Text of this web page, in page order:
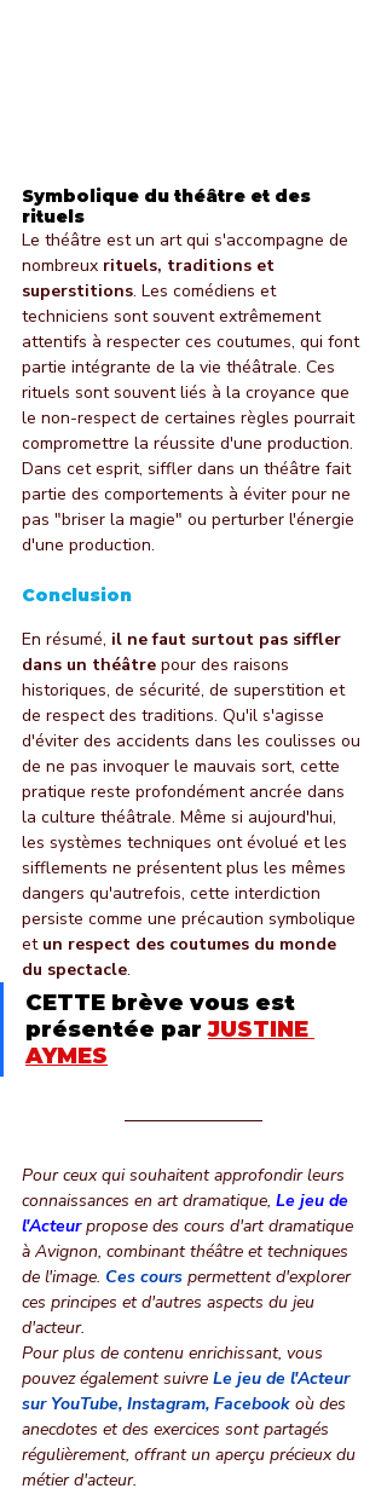
Symbolique du théâtre et des
rituels
Le théâtre est un art qui s'accompagne de
nombreux rituels, traditions et
superstitions. Les comédiens et
techniciens sont souvent extrêmement
attentifs à respecter ces coutumes, qui font
partie intégrante de la vie théâtrale. Ces
rituels sont souvent liés à la croyance que
le non-respect de certaines règles pourrait
compromettre la réussite d'une production.
Dans cet esprit, siffler dans un théâtre fait
partie des comportements à éviter pour ne
pas "briser la magie" ou perturber l'énergie
d'une production.
Conclusion
En résumé, il ne faut surtout pas siffler
dans un théâtre pour des raisons
historiques, de sécurité, de superstition et
de respect des traditions. Qu'il s'agisse
d'éviter des accidents dans les coulisses ou
de ne pas invoquer le mauvais sort, cette
pratique reste profondément ancrée dans
la culture théâtrale. Même si aujourd'hui,
les systèmes techniques ont évolué et les
sifflements ne présentent plus les mêmes
dangers qu'autrefois, cette interdiction
persiste comme une précaution symbolique
et un respect des coutumes du monde
du spectacle.
CETTE brève vous est
présentée par JUSTINE
AYMES
Pour ceux qui souhaitent approfondir leurs
connaissances en art dramatique, Le jeu de
l'Acteur propose des cours d'art dramatique
à Avignon, combinant théâtre et techniques
de l'image. Ces cours permettent d'explorer
ces principes et d'autres aspects du jeu
d'acteur.
Pour plus de contenu enrichissant, vous
pouvez également suivre Le jeu de l'Acteur
sur YouTube, Instagram, Facebook où des
anecdotes et des exercices sont partagés
régulièrement, offrant un aperçu précieux du
métier d'acteur.